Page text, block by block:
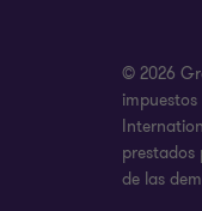
© 2026
prestados
de las